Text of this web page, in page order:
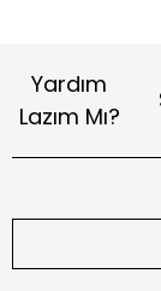
Yardım
Lazım Mı?